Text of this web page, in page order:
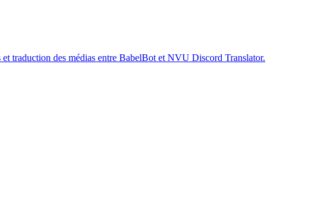
traduction des médias entre BabelBot et NVU Discord Translator.